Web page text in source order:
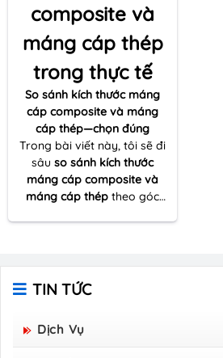
composite và
máng cáp thép
trong thực tế
So sánh kích thước máng
cáp composite và máng
cáp thép—chọn đúng
Trong bài viết này, tôi sẽ đi
sâu so sánh kích thước
máng cáp composite và
máng cáp thép theo góc
khảo sát tuyến cáp đến tối
ưu vật tư và đảm bảo kỹ
thuật vận hành lâu dài.
TIN TỨC
Dịch Vụ